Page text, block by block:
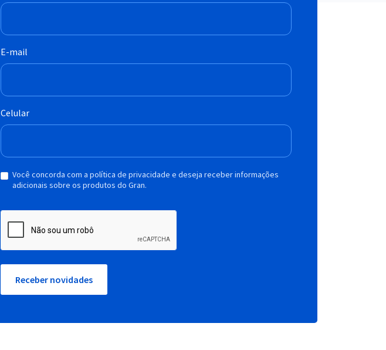
E-mail
Celular
Você concorda com a política de privacidade e deseja receber informações
adicionais sobre os produtos do Gran.
Receber novidades